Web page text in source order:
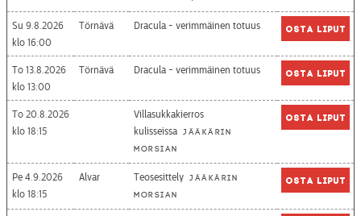
Su 9.8.2026
16:00
Törnävä Dracula - verimmäinen totuus Osta liput
To 13.8.2026
13:00
Törnävä Dracula - verimmäinen totuus Osta liput
To 20.8.2026
18:15
Villasukkakierros
kulisseissa Jääkärin
morsian
Osta liput
Pe 4.9.2026
18:15
Alvar Teosesittely Jääkärin
morsian
Osta liput